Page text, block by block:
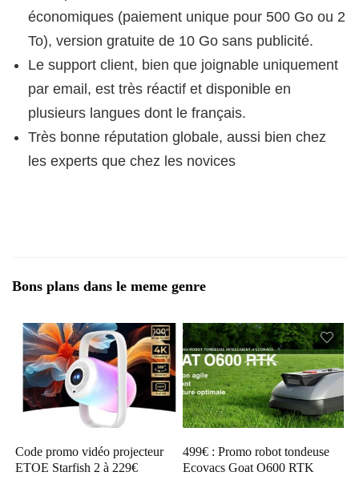
économiques (paiement unique pour 500 Go ou 2
To), version gratuite de 10 Go sans publicité.
Le support client, bien que joignable uniquement
par email, est très réactif et disponible en
plusieurs langues dont le français.
Très bonne réputation globale, aussi bien chez
les experts que chez les novices
Bons plans dans le meme genre
Code promo vidéo projecteur
ETOE Starfish 2 à 229€
499€ : Promo robot tondeuse
Ecovacs Goat O600 RTK